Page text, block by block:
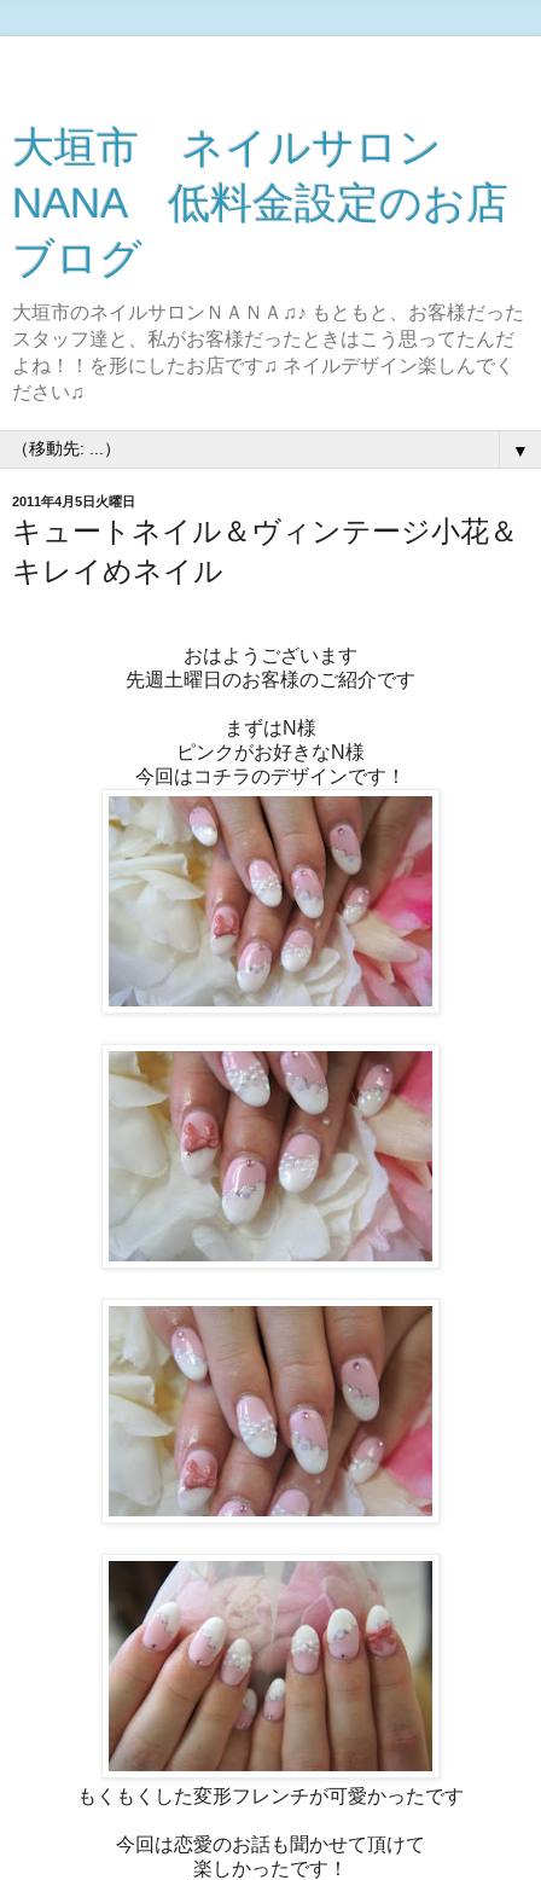
大垣市 ネイルサロン
NANA 低料金設定のお店
ブログ
大垣市のネイルサロンＮＡＮＡ♫♪ もともと、お客様だった
スタッフ達と、私がお客様だったときはこう思ってたんだ
よね！！を形にしたお店です♫ ネイルデザイン楽しんでく
ださい♫
▼
2011年4月5日火曜日
キュートネイル＆ヴィンテージ小花＆
キレイめネイル
おはようございます
先週土曜日のお客様のご紹介です
まずはN様
ピンクがお好きなN様
今回はコチラのデザインです！
もくもくした変形フレンチが可愛かったです
今回は恋愛のお話も聞かせて頂けて
楽しかったです！